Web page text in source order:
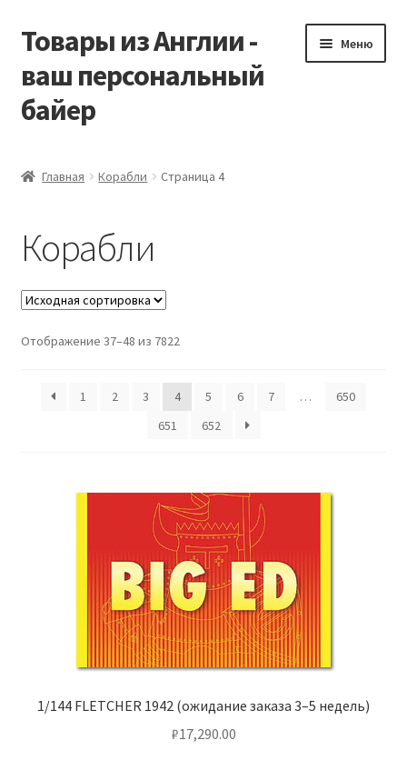
Перейти
навигации
Перейти
содержимому
Товары из Англии -
ваш персональный
байер
Меню
Заказать Vitabiotics
Контакты
Корзина
Мой аккаунт
Оформление заказа
Главная Корабли Страница 4
Корабли
Отображение 37–48 из 7822
1 2 3 4 5 6 7 …
650
651
652
1/144 FLETCHER 1942 (ожидание заказа 3–5 недель)
₽17,290.00